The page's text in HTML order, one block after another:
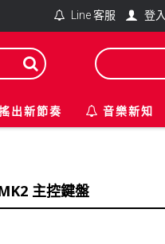
Line 客服 登入
出新節奏 音樂新知
主控鍵盤